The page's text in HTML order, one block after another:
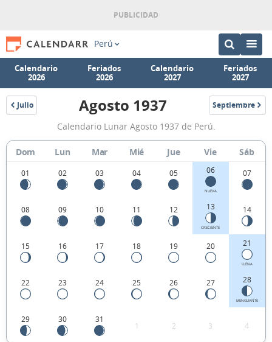
Perú
Calendario
2026
Feriados
2026
Calendario
2027
Feriados
2027
Julio
1937
Calendario
Lunar
Agosto
1937
de
Perú.
Agosto 1937 Septiembre
1937
Calendario Lunar Agosto 1937 de Perú.
Dom Lun Mar Mié Jue Vie Sáb
01 02 03 04 05 06
NUEVA
07
08 09 10 11 12 13
CRECIENTE
14
15 16 17 18 19 20 21
LLENA
22 23 24 25 26 27 28
MENGUANTE
29 30 31
1 2 3 4